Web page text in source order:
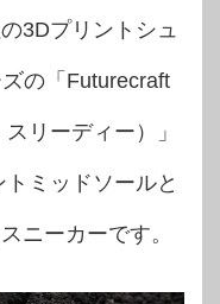
3Dプリントシュ
の「Futurecraft
リーディー）」
ミッドソールと
ニーカーです。